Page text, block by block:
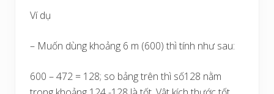
Ví dụ
– Muốn dùng khoảng 6 m (600) thì tính như sau:
600 – 472 = 128; so bảng trên thì số128 nằm